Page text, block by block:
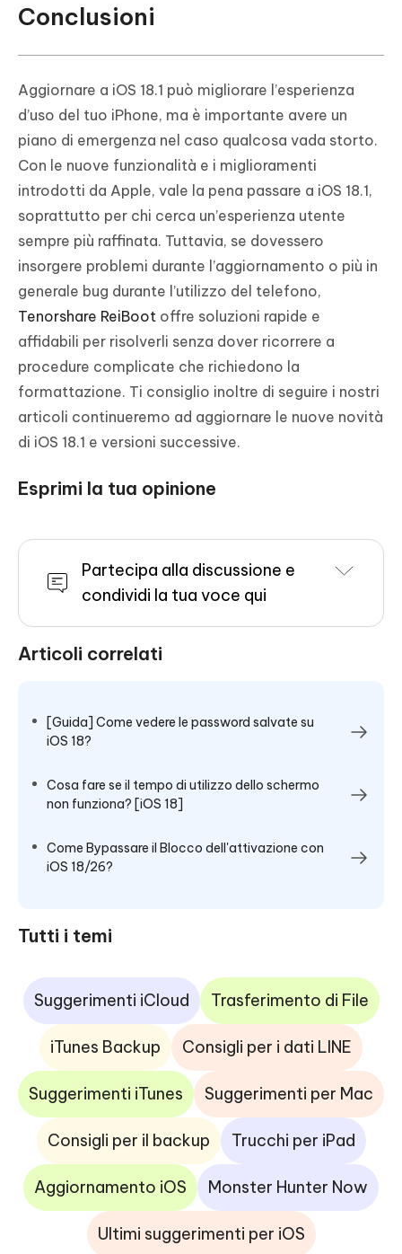
Conclusioni
Aggiornare a iOS 18.1 può migliorare l’esperienza
d’uso del tuo iPhone, ma è importante avere un
piano di emergenza nel caso qualcosa vada storto.
Con le nuove funzionalità e i miglioramenti
introdotti da Apple, vale la pena passare a iOS 18.1,
soprattutto per chi cerca un’esperienza utente
sempre più raffinata. Tuttavia, se dovessero
insorgere problemi durante l’aggiornamento o più in
generale bug durante l’utilizzo del telefono,
Tenorshare ReiBoot offre soluzioni rapide e
affidabili per risolverli senza dover ricorrere a
procedure complicate che richiedono la
formattazione. Ti consiglio inoltre di seguire i nostri
articoli continueremo ad aggiornare le nuove novità
di iOS 18.1 e versioni successive.
Esprimi la tua opinione
Partecipa alla discussione e
condividi la tua voce qui
Articoli correlati
[Guida] Come vedere le password salvate su
iOS 18?
Cosa fare se il tempo di utilizzo dello schermo
non funziona? [iOS 18]
Come Bypassare il Blocco dell'attivazione con
iOS 18/26?
Tutti i temi
Suggerimenti iCloud Trasferimento di File
iTunes Backup Consigli per i dati LINE
Suggerimenti iTunes Suggerimenti per Mac
Consigli per il backup Trucchi per iPad
Aggiornamento iOS Monster Hunter Now
Ultimi suggerimenti per iOS